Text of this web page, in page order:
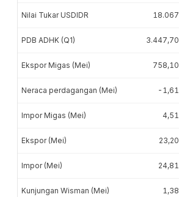
Nilai Tukar USDIDR 18.067
PDB ADHK (Q1) 3.447,70
Ekspor Migas (Mei) 758,10
Neraca perdagangan (Mei) -1,61
Impor Migas (Mei) 4,51
Ekspor (Mei) 23,20
Impor (Mei) 24,81
Kunjungan Wisman (Mei) 1,38